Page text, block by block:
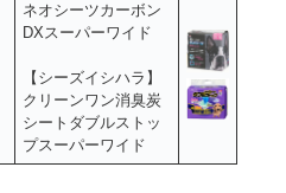
ネオシーツカーボン
DXスーパーワイド
【シーズイシハラ】
クリーンワン消臭炭
シートダブルストッ
プスーパーワイド